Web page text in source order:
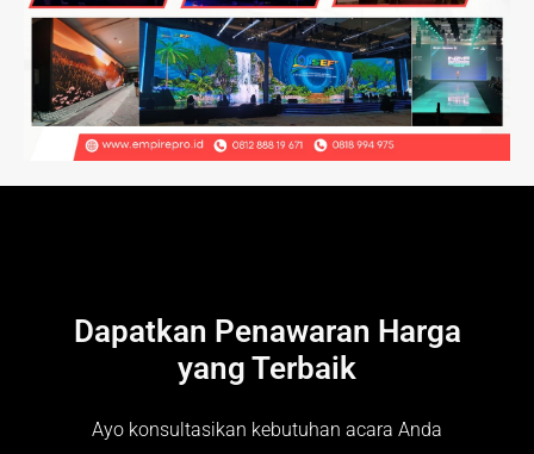
Dapatkan Penawaran Harga
yang Terbaik
Ayo konsultasikan kebutuhan acara Anda